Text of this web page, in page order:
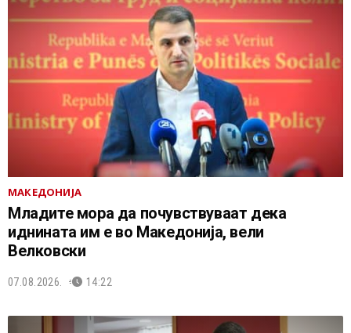
МАКЕДОНИЈА
Младите мора да почувствуваат дека
иднината им е во Македонија, вели
Велковски
07.08.2026. 14:22